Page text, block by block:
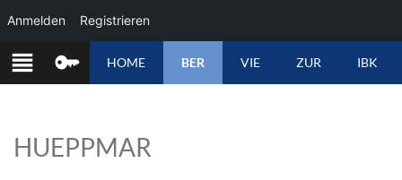
ZUM
INHALT
HOME BER VIE ZUR IBK
HUEPPMAR
Anmelden Registrieren